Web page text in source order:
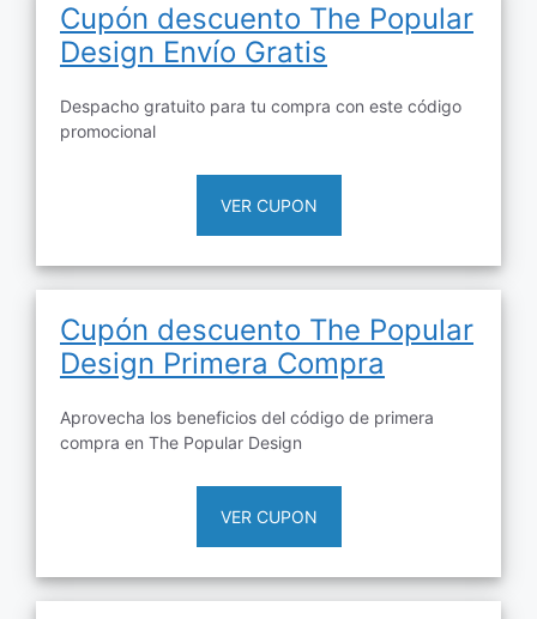
Cupón descuento The Popular
Design Envío Gratis
Despacho gratuito para tu compra con este código
promocional
VER CUPON
Cupón descuento The Popular
Design Primera Compra
Aprovecha los beneficios del código de primera
compra en The Popular Design
VER CUPON